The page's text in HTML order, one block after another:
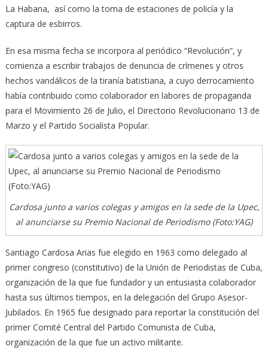
La Habana, así como la toma de estaciones de policía y la
captura de esbirros.
En esa misma fecha se incorpora al periódico “Revolución”, y
comienza a escribir trabajos de denuncia de crímenes y otros
hechos vandálicos de la tiranía batistiana, a cuyo derrocamiento
había contribuido como colaborador en labores de propaganda
para el Movimiento 26 de Julio, el Directorio Revolucionario 13 de
Marzo y el Partido Socialista Popular.
Cardosa junto a varios colegas y amigos en la sede de la Upec,
al anunciarse su Premio Nacional de Periodismo (Foto:YAG)
Santiago Cardosa Arias fue elegido en 1963 como delegado al
primer congreso (constitutivo) de la Unión de Periodistas de Cuba,
organización de la que fue fundador y un entusiasta colaborador
hasta sus últimos tiempos, en la delegación del Grupo Asesor-
Jubilados. En 1965 fue designado para reportar la constitución del
primer Comité Central del Partido Comunista de Cuba,
organización de la que fue un activo militante.